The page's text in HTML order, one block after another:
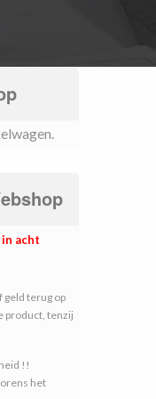
acht
geld terug op
product, tenzij
!!
het